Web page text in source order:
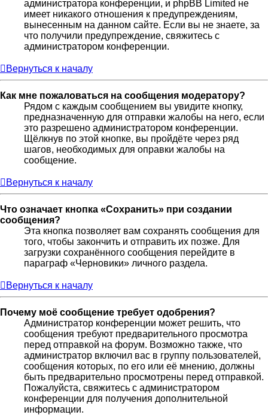
администратора конференции, и phpBB Limited не
имеет никакого отношения к предупреждениям,
вынесенным на данном сайте. Если вы не знаете, за
что получили предупреждение, свяжитесь с
администратором конференции.
Вернуться к началу
Как мне пожаловаться на сообщения модератору?
Рядом с каждым сообщением вы увидите кнопку,
предназначенную для отправки жалобы на него, если
это разрешено администратором конференции.
Щёлкнув по этой кнопке, вы пройдёте через ряд
шагов, необходимых для оправки жалобы на
сообщение.
Вернуться к началу
Что означает кнопка «Сохранить» при создании
сообщения?
Эта кнопка позволяет вам сохранять сообщения для
того, чтобы закончить и отправить их позже. Для
загрузки сохранённого сообщения перейдите в
параграф «Черновики» личного раздела.
Вернуться к началу
Почему моё сообщение требует одобрения?
Администратор конференции может решить, что
сообщения требуют предварительного просмотра
перед отправкой на форум. Возможно также, что
администратор включил вас в группу пользователей,
сообщения которых, по его или её мнению, должны
быть предварительно просмотрены перед отправкой.
Пожалуйста, свяжитесь с администратором
конференции для получения дополнительной
информации.